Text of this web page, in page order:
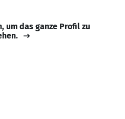
um das ganze Profil zu